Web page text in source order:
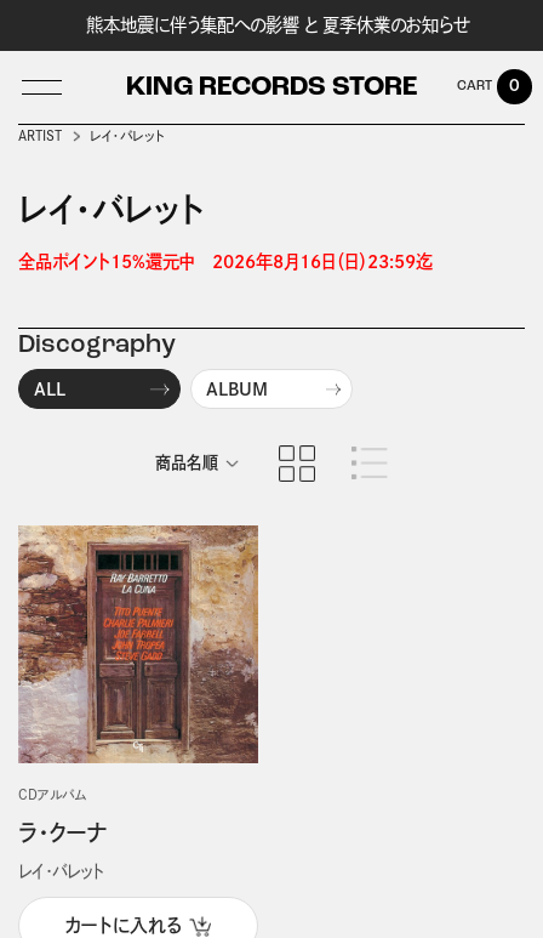
熊本地震に伴う集配への影響 と 夏季休業のお知らせ
KING RECORDS STORE 0
ARTIST レイ・バレット
レイ・バレット
全品ポイント15%還元中　2026年8月16日（日）23:59迄
Discography
ALL ALBUM
商品名順
CDアルバム
ラ・クーナ
レイ・バレット
カートに入れる